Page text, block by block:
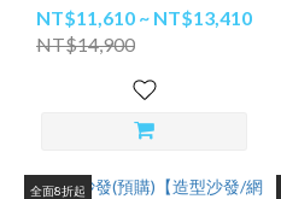
發】
NT$11,610 ~ NT$13,410
NT$14,900
全面8折起